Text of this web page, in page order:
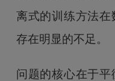
离式的训练方法在
存在明显的不足。
问题的核心在于